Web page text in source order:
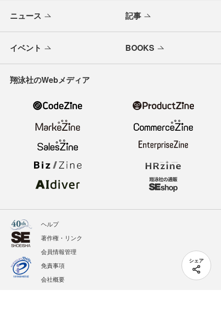
シェア
ニュース 記事
イベント BOOKS
翔泳社のWebメディア
ヘルプ
著作権・リンク
会員情報管理
免責事項
会社概要